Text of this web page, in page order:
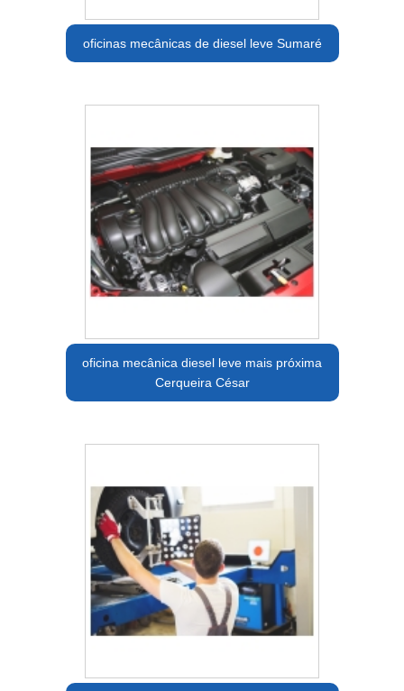
oficinas mecânicas de diesel leve Sumaré
oficina mecânica diesel leve mais próxima
Cerqueira César